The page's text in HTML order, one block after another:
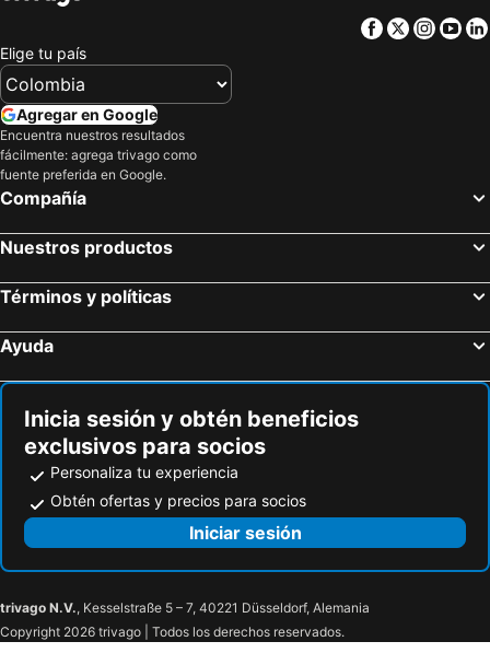
Facebook
Twitter
Elige tu país
Agregar en Google
Encuentra nuestros resultados
fácilmente: agrega trivago como
fuente preferida en Google.
Compañía
Nuestros productos
Términos y políticas
Ayuda
Inicia sesión y obtén beneficios
exclusivos para socios
Personaliza tu experiencia
Obtén ofertas y precios para socios
Iniciar sesión
trivago N.V., Kesselstraße 5 – 7, 40221 Düsseldorf, Alemania
Copyright 2026 trivago | Todos los derechos reservados.